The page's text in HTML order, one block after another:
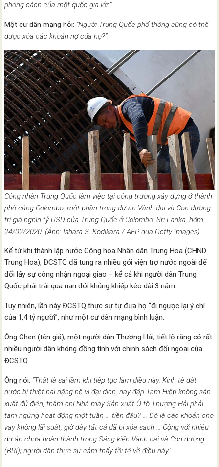
phong cách của một quốc gia lớn”.
Một cư dân mạng hỏi: “Người Trung Quốc phổ thông cũng có thể
được xóa các khoản nợ của họ?”.
Công nhân Trung Quốc làm việc tại công trường xây dựng ở thành
phố cảng Colombo, một phần trong dự án Vành đai và Con đường
trị giá nghìn tỷ USD của Trung Quốc ở Colombo, Sri Lanka, hôm
24/02/2020. (Ảnh: Ishara S. Kodikara / AFP qua Getty Images)
Kể từ khi thành lập nước Cộng hòa Nhân dân Trung Hoa (CHND
Trung Hoa), ĐCSTQ đã tung ra nhiều gói viện trợ nước ngoài để
đổi lấy sự công nhận ngoại giao – kể cả khi người dân Trung
Quốc phải trải qua nạn đói khủng khiếp kéo dài 3 năm.
Tuy nhiên, lần này ĐCSTQ thực sự tự đưa họ “đi ngược lại ý chí
của 1,4 tỷ người”, như một cư dân mạng bình luận.
Ông Chen (tên giả), một người dân Thượng Hải, tiết lộ rằng có rất
nhiều người dân không đồng tình với chính sách đối ngoại của
ĐCSTQ.
Ông nói: “Thật là sai lầm khi tiếp tục làm điều này. Kinh tế đất
nước bị thiệt hại nặng nề vì đại dịch, nay đập Tam Hiệp không sản
xuất đủ điện, thậm chí Nhà máy Sản xuất Ô tô Thượng Hải phải
tạm ngừng hoạt động một tuần … tiền đâu? … Đó là các khoản cho
vay không lãi suất, giờ đây tất cả đã bị xóa sạch … Cộng với nhiều
dự án chưa hoàn thành trong Sáng kiến ​​Vành đai và Con đường
(BRI); người dân thực sự cảm thấy tồi tệ về điều này”.